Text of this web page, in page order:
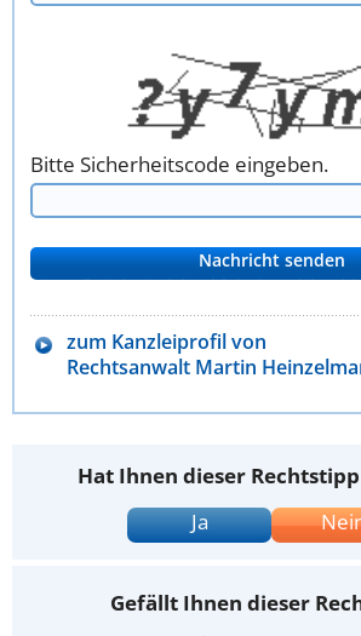
Bitte Sicherheitscode eingeben.
zum Kanzleiprofil von
Rechtsanwalt Martin
Hat Ihnen dieser
Ja
Gefällt Ihnen dieser